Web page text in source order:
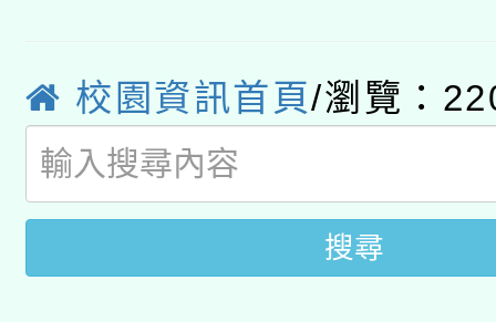
業成長研習」實施計畫
族教育國際趨勢與發展
新北市政府教育局辦理
師專業成長研習實施計
方素養工作坊新北場」
函轉國立臺灣師範大學
族語言臺北學習中心
「族語學習班」招生簡
轉知有關國立成功大學
文教學共融平台-教案
教育部國民及學前教育
年度COVID-19疫苗接
校園資訊首頁/瀏覽：
搜尋